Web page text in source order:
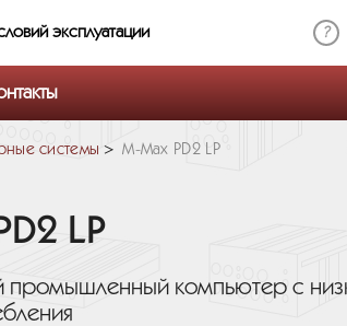
эксплуатации
системы M-Max PD2 LP
LP
компьютер с